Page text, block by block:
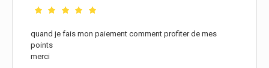
quand je fais mon paiement comment profiter de mes
points
merci